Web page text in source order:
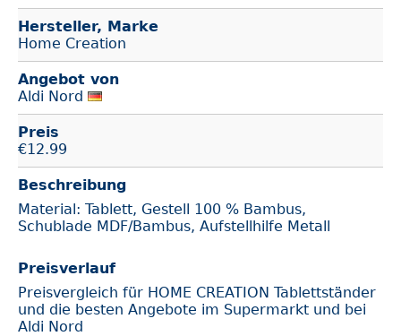
Hersteller, Marke
Home Creation
Angebot von
Aldi Nord
Preis
€12.99
Beschreibung
Material: Tablett, Gestell 100 % Bambus,
Schublade MDF/Bambus, Aufstellhilfe Metall
Preisverlauf
Preisvergleich für HOME CREATION Tablettständer
und die besten Angebote im Supermarkt und bei
Aldi Nord